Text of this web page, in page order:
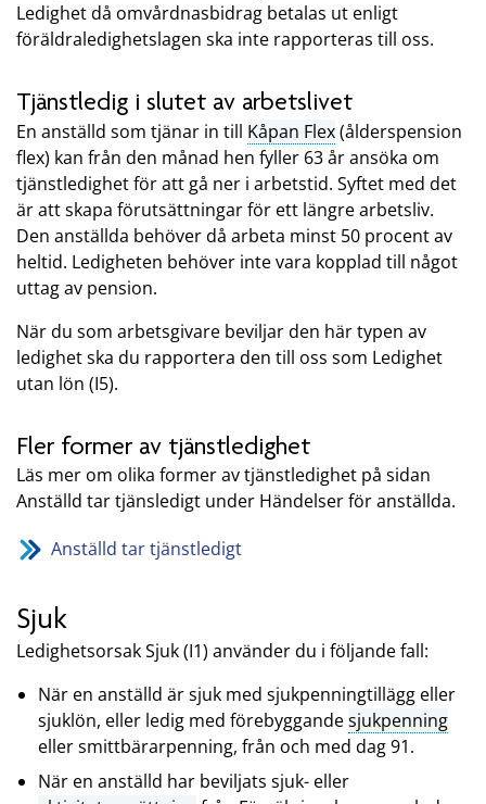
Ledighet då omvårdnasbidrag betalas ut enligt
föräldraledighetslagen ska inte rapporteras till oss.
Tjänstledig i slutet av arbetslivet
En anställd som tjänar in till Kåpan Flex(ålderspension
flex) kan från den månad hen fyller 63 år ansöka om
tjänstledighet för att gå ner i arbetstid. Syftet med det
är att skapa förutsättningar för ett längre arbetsliv.
Den anställda behöver då arbeta minst 50 procent av
heltid. Ledigheten behöver inte vara kopplad till något
uttag av pension.
När du som arbetsgivare beviljar den här typen av
ledighet ska du rapportera den till oss som Ledighet
utan lön (I5).
Fler former av tjänstledighet
Läs mer om olika former av tjänstledighet på sidan
Anställd tar tjänsledigt under Händelser för anställda.
Anställd tar tjänstledigt
Sjuk
Ledighetsorsak Sjuk (I1) använder du i följande fall:
När en anställd är sjuk med sjukpenningtillägg eller
sjuklön, eller ledig med förebyggandesjukpenning
eller smittbärarpenning, från och med dag 91.
När en anställd har beviljats sjuk- eller